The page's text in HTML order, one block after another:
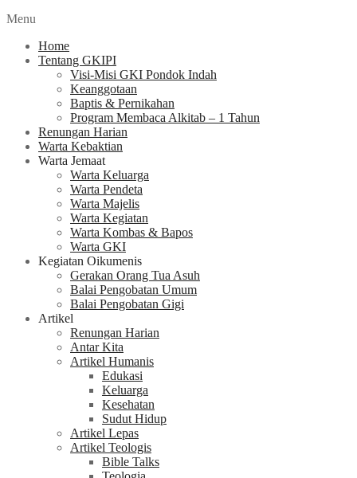
Menu
Home
Tentang GKIPI
Visi-Misi GKI Pondok Indah
Keanggotaan
Baptis & Pernikahan
Program Membaca Alkitab – 1 Tahun
Renungan Harian
Warta Kebaktian
Warta Jemaat
Warta Keluarga
Warta Pendeta
Warta Majelis
Warta Kegiatan
Warta Kombas & Bapos
Warta GKI
Kegiatan Oikumenis
Gerakan Orang Tua Asuh
Balai Pengobatan Umum
Balai Pengobatan Gigi
Artikel
Renungan Harian
Antar Kita
Artikel Humanis
Edukasi
Keluarga
Kesehatan
Sudut Hidup
Artikel Lepas
Artikel Teologis
Bible Talks